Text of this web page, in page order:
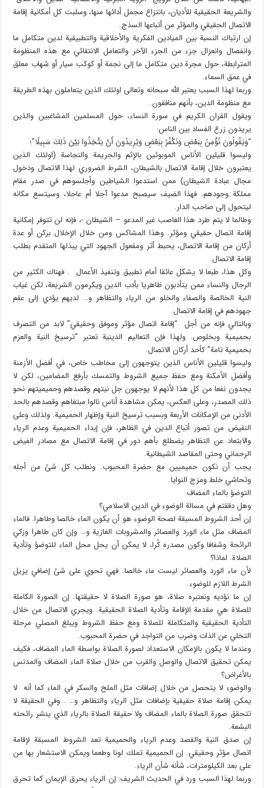
والشريعة الحقيقية للأديان، بانتزاع مجمل أدائها منها، وسلبت كل أمكانية إقامة
الاتصال الحقيقي والمؤثر من أتباعها السذج.
إن ارتباك النسبة بين الميادين الفكرية والأخلاقية والتطبيقية لدين متكامل ما
وانفصال وانعزال جزء من الجزء الآخر والتعامل الانتقائي مع هذه المنظومة
المترابطة، حول مجرة دين متكامل ما إلى نجمة أو كوكب سيار أو شهاب معلق
في عمق السماء.
وربما لهذا السبب يعتبر الله سبحانه وتعالى اولئك الذين يتعاملون بهذه الطريقة
مع منظومة الدين، بأنهم منافقون.
ويقول القران الكريم في سورة النساء، حول المسلمين المشاغبين والذين
يريدون زرع الفساد بين الناس:
“وَيَقُولُونَ نُؤْمِنُ بِبَعْضٍ وَنَكْفُرُ بِبَعْضٍ وَيُرِيدُونَ أَنْ يَتَّخِذُوا بَيْنَ ذَلِكَ سَبِيلًا”؛
وليسوا قليلين الأناس الموبوئين بالإثم والجريمة والنجاسة (اولئك الذين
يعتبرون خلال إقامة الاتصال بالشيطان، الشرط الضروري لهذا الاتصال ودخول
مجال عبادة الشيطان) ممن استدعوا الشياطين وأجلسوهم في صدر مقام
مملكة وجودهم. فهذا الضيف سيصبح مدعوا آجلا أم عاجلا، وسيتسع مكانه
ليتحول إلى صاحب الدار.
وطالما لا يتم طرد هذا الغاصب غير المدعو – الشيطان -، فإنه لن تتوفر إمكانية
إقامة اتصال حقيقي ومؤثر. وهذا المشاكس ومن خلال الإخلال بركن أو عدة
أركان من إقامة الاتصال، يحبط أثر ومفعول الجهود التي يبذلها المتقدم بطلب
إقامة الاتصال.
وكل هذا، طبعا لا يشكل عائقا أمام تطبيق وتنفيذ الأعمال . فهناك الكثير من
الرجال والنساء ممن يتأدبون ظاهريا بأدب الدين ويكرمون الشريعة، لكن غياب
النية الخالصة والصفاء والخلو من الرياء والتظاهر و… لديهم يؤدي إلى عقم
جهودهم في إقامة الاتصال.
وبالتالي فإنه من أجل “إقامة اتصال مؤثر وموفق وحقيقي” لابد من التصرف
بحميمية وبخلوص. ولهذا فإن التعاليم الدينية تعتبر “ترسيخ النية والعزم
بحميمية تامة” كأحد أركان الاتصال.
وليسوا قليلين الأناس الذين يتوجهون إلى مخاطب خاص، في أفضل الأزمنة
وأفضل الأمكنة ومع حفظ جميع الشروط والتمسك بأرفع المضامين، لكن لا
يجدون نفعا من كل هذا لأنهم لا يوجهون جل نيتهم وقصدهم وحميميتهم نحو
ذلك المصدر، وعلى العكس، يمكن مشاهدة أناس نالوا مبتغاهم وقصدهم بالحد
الأدنى من الإمكانات الأربعة وبسبب ترسيخ النية وإظهار الحميمية. ولذلك وعلى
النقيض من تصور أتباع الدين في الظاهر، فإن إبداء الحميمية وعدم الرياء
والابتعاد عن التظاهر يضطلع بأهم دور في إقامة الاتصال مع مصادر الفيض
الرحماني وحتى المقاصد الشيطانية.
يجب أن نكون حميميين مع حضرة المحبوب. ونطلب كل شئ من أجله
وتحاشي خلط ومزج النوايا.
التوضؤ بالماء المضاف
وهل دققتم في مسالة الوضوء في الدين الاسلامي؟
إن أحد الشروط المسبقة لصحة الوضوء هو أن يكون الماء خالصا وطاهرا. فالماء
المضاف مثل ماء الورد والعصائر والمشروبات الغازية و… وإن كان طاهرا وزكي
الرائحة وشفافا وكون مصدره كُرا، لا يمكن أن يحل محل الماء للتوضؤ وتأدية
الصلاة. لماذا؟
لأن ماء الورد والعصائر ليست ماء خالصا. فهي تحوي على شئ إضافي يزيل
الشرط اللازم للوضوء.
إن ما نؤديه ونعتبره صلاة، هو صورة الصلاة لا حقيقتها. إن الصورة الكاملة
للصلاة هي مقدمة الإقامة وتأدية الصلاة الحقيقية. ويجري الاتصال من خلال
التأدية الحقيقية والمتكاملة للصلاة ومع حفظ الشروط ويبلغ المصلي مرحلة
التخلي عن الذات وضرب من التواجد في حضرة المحبوب.
وعندما لا يكون بالإمكان الاستعداد لصورة الصلاة بواسطة الماء المضاف، فكيف
يمكن تحقيق الاتصال والوصل والقرب من خلال صلاة الماء المضاف والمدنس
بالأغراض؟
والوضوء لا يتحصل من خلال إضافات مثل الملح والسكر في الماء كما أنه لا
يمكن إقامة صلاة حقيقية بإضافات مثل الرياء والتظاهر و… . وفي الحقيقة لا
تتحقق صورة الصلاة بالماء المضاف ولا حقيقة الصلاة بالرياء الذي ينشر رائحته
البشعة.
إن صدق النية والقصد وعدم الرياء والحميمية تعد الشروط المسبقة لإقامة
اتصال مؤثر وحقيقي. إن الحميمية تملك لونا وطعما ويمكن الاستشعار بها من
على بعد الكيلومترات، شأنه شأن الرياء.
وربما لهذا السبب ورد في الحديث الشريف: إن الرياء يحرق الإيمان كما تحرق